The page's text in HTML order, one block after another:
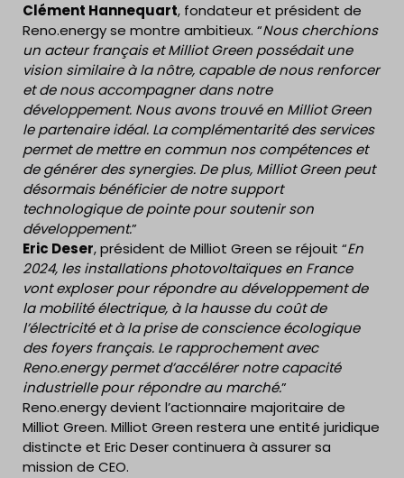
Clément Hannequart, fondateur et président de
Reno.energy se montre ambitieux. “Nous cherchions
un acteur français et Milliot Green possédait une
vision similaire à la nôtre, capable de nous renforcer
et de nous accompagner dans notre
développement. Nous avons trouvé en Milliot Green
le partenaire idéal. La complémentarité des services
permet de mettre en commun nos compétences et
de générer des synergies. De plus, Milliot Green peut
désormais bénéficier de notre support
technologique de pointe pour soutenir son
développement.”
Eric Deser, président de Milliot Green se réjouit “En
2024, les installations photovoltaïques en France
vont exploser pour répondre au développement de
la mobilité électrique, à la hausse du coût de
l’électricité et à la prise de conscience écologique
des foyers français. Le rapprochement avec
Reno.energy permet d’accélérer notre capacité
industrielle pour répondre au marché.”
Reno.energy devient l’actionnaire majoritaire de
Milliot Green. Milliot Green restera une entité juridique
distincte et Eric Deser continuera à assurer sa
mission de CEO.